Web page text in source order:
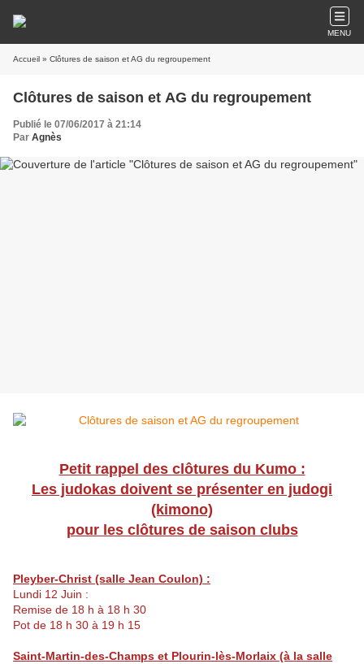
MENU
Accueil » Clôtures de saison et AG du regroupement
Clôtures de saison et AG du regroupement
Publié le 07/06/2017 à 21:14
Par Agnès
Petit rappel des clôtures du Kumo :
Les judokas doivent se présenter en judogi
(kimono)
pour les clôtures de saison clubs
Pleyber-Christ (salle Jean Coulon) :
Lundi 12 Juin :
Remise de 18 h à 18 h 30
Pot de 18 h 30 à 19 h 15
Saint-Martin-des-Champs et Plourin-lès-Morlaix (à la salle